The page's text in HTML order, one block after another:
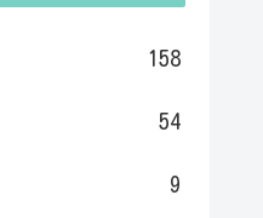
158
54
9